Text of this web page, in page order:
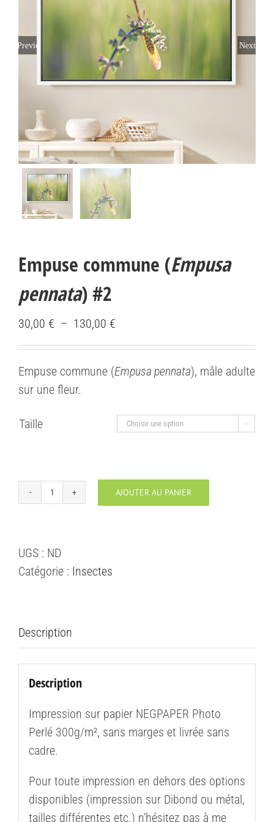
Previous Next
Empuse commune (Empusa
pennata) #2
30,00 € – 130,00 €
de
30,00 €
130,00 €
Empuse commune (Empusa pennata), mâle adulte
sur une fleur.
Taille 
quantité
commune
(Empusa
AJOUTER AU PANIER
UGS : ND
Catégorie : Insectes
Description
Description
Impression sur papier NEGPAPER Photo
Perlé 300g/m², sans marges et livrée sans
cadre.
Pour toute impression en dehors des options
disponibles (impression sur Dibond ou métal,
tailles différentes etc.) n’hésitez pas à me